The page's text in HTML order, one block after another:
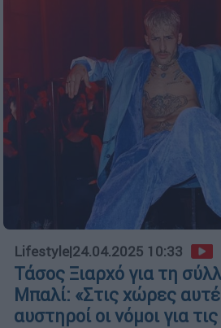
Lifestyle|24.04.2025 10:33
Τάσος Ξιαρχό για τη
Μπαλί: «Στις χώρες
αυστηροί οι νόμοι για